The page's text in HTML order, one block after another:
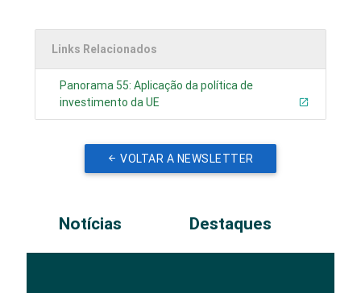
Links Relacionados
Panorama 55: Aplicação da política de
investimento da UE
VOLTAR A NEWSLETTER
Notícias Destaques